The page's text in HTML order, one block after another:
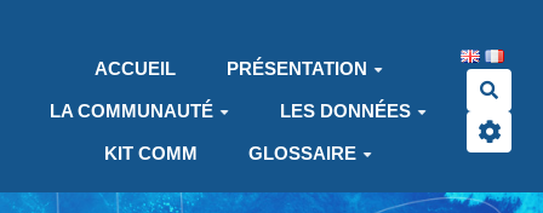
ACCUEIL
PRÉSENTATION
LA COMMUNAUTÉ LES DONNÉES
KIT COMM GLOSSAIRE